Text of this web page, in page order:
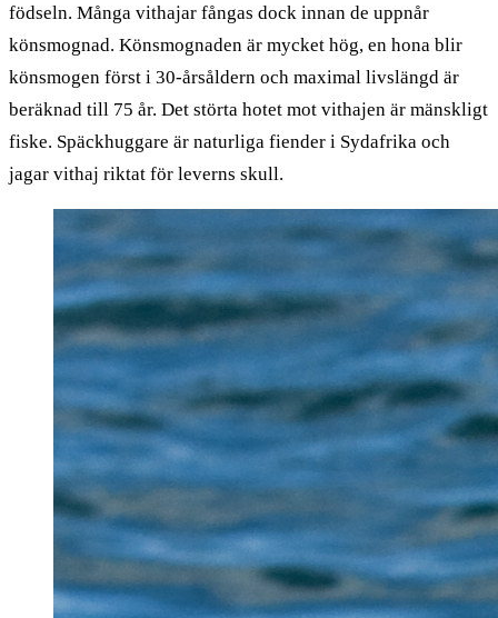
födseln. Många vithajar fångas dock innan de uppnår
könsmognad. Könsmognaden är mycket hög, en hona blir
könsmogen först i 30-årsåldern och maximal livslängd är
beräknad till 75 år. Det störta hotet mot vithajen är mänskligt
fiske. Späckhuggare är naturliga fiender i Sydafrika och
jagar vithaj riktat för leverns skull.